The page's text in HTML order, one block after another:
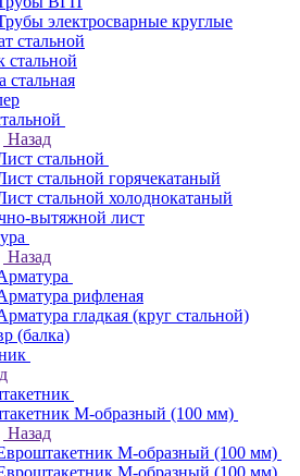
электросварные круглые
стальной
стальной
стальная
Назад
стальной
стальной горячекатаный
стальной холоднокатаный
вытяжной лист
Назад
рифленая
гладкая (круг стальной)
(балка)
М-образный (100 мм)
Назад
М-образный (100 мм)
М-образный (100 мм)